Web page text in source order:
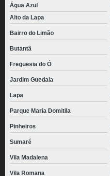
Água Azul
Alto da Lapa
Bairro do Limão
Butantã
Freguesia do Ó
Jardim Guedala
Lapa
Parque Maria Domitila
Pinheiros
Sumaré
Vila Madalena
Vila Romana